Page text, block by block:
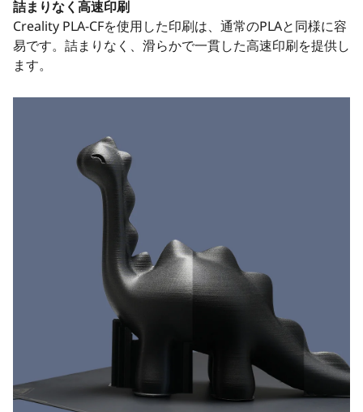
詰まりなく高速印刷
Creality PLA-CFを使用した印刷は、通常のPLAと同様に容
易です。詰まりなく、滑らかで一貫した高速印刷を提供し
ます。